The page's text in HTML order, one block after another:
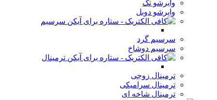
وایرشو تک
وایرشو دوبل
سرسیم
سرسیم گرد
سرسیم دوشاخ
ترمینال
ترمینال زوجی
ترمینال سرامیکی
ترمینال شاخه ای